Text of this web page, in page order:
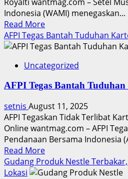
Austria
Indonesia (WAMI) menegaskan...
Read MoreRead
more
about
Musik
Hajatan
Wajib
Bayar
Royalti
2
Persen
AFPI Tegas Bantah Tuduhan
Uncategorized
AFPI Tegas Bantah
setnis August 11, 2025
AFPI Tegaskan Tidak Terlibat
Online wantmag.com – AFPI
Pendanaan Bersama Indonesia
Read MoreRead
more
about
Gudang Produk Nestle
Lokasi